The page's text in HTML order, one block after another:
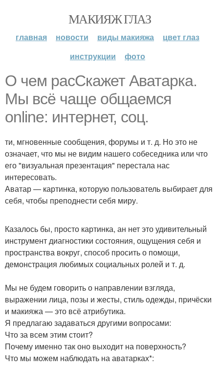
МАКИЯЖ ГЛАЗ
главная новости виды макияжа
цвет глаз
инструкции
фото
О чем расСкажет Аватарка.
Мы всё чаще общаемся
online: интернет, соц.
ти, мгновенные сообщения, форумы и т. д. Но это не
означает, что мы не видим нашего собеседника или что
его "визуальная презентация" перестала нас
интересовать.
Аватар — картинка, которую пользователь выбирает для
себя, чтобы преподнести себя миру.
Казалось бы, просто картинка, ан нет это удивительный
инструмент диагностики состояния, ощущения себя и
пространства вокруг, способ просить о помощи,
демонстрация любимых социальных ролей и т. д.
Мы не будем говорить о направлении взгляда,
выражении лица, позы и жесты, стиль одежды, причёски
и макияжа — это всё атрибутика.
Я предлагаю задаваться другими вопросами:
Что за всем этим стоит?
Почему именно так оно выходит на поверхность?
Что мы можем наблюдать на аватарках*: